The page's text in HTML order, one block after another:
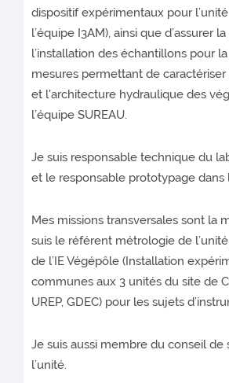
dispositif expérimentaux pour
l’équipe I3AM), ainsi que d’assurer
l’installation des échantillons pour
mesures permettant de
et l'architecture hydraulique des
l’équipe SUREAU.
Je suis responsable technique du
et le responsable prototypage dans
Mes missions transversales sont la
suis le référent métrologie de
de l’IE Végépôle (Installation
communes aux 3 unités du site de
UREP, GDEC) pour les sujets
Je suis aussi membre du conseil de
l’unité.